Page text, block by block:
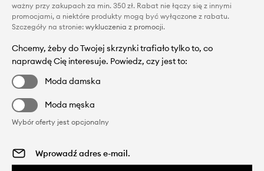
ważny przy zakupach za min. 350 zł. Rabat nie łączy się z innymi
promocjami, a niektóre produkty mogą być wyłączone z rabatu.
Szczegóły na stronie: wykluczenia z promocji.
Chcemy, żeby do Twojej skrzynki trafiało tylko to, co
naprawdę Cię interesuje. Powiedz, czy jest to:
Moda damska
Moda męska
Wybór oferty jest opcjonalny